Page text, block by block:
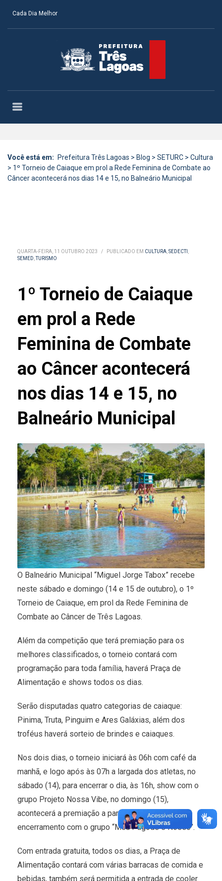
Cada Dia Melhor
Você está em: Prefeitura Três Lagoas > Blog > SETURC > Cultura
> 1º Torneio de Caiaque em prol a Rede Feminina de Combate ao
Câncer acontecerá nos dias 14 e 15, no Balneário Municipal
QUARTA-FEIRA, 11 OUTUBRO 2023 / PUBLICADO EM CULTURA,SEDECTI ,
SEMED,TURISMO
1º Torneio de Caiaque
em prol a Rede
Feminina de Combate
ao Câncer acontecerá
nos dias 14 e 15, no
Balneário Municipal
O Balneário Municipal “Miguel Jorge Tabox” recebe
neste sábado e domingo (14 e 15 de outubro), o 1º
Torneio de Caiaque, em prol da Rede Feminina de
Combate ao Câncer de Três Lagoas.
Além da competição que terá premiação para os
melhores classificados, o torneio contará com
programação para toda família, haverá Praça de
Alimentação e shows todos os dias.
Serão disputadas quatro categorias de caiaque:
Pinima, Truta, Pinguim e Ares Galáxias, além dos
troféus haverá sorteio de brindes e caiaques.
Nos dois dias, o torneio iniciará às 06h com café da
manhã, e logo após às 07h a largada dos atletas, no
sábado (14), para encerrar o dia, às 16h, show com o
grupo Projeto Nossa Vibe, no domingo (15),
acontecerá a premiação a partir das 16h e
encerramento com o grupo “Meu Pagode é Nosso”.
Com entrada gratuita, todos os dias, a Praça de
Alimentação contará com várias barracas de comida e
bebidas, também será permitida a entrada de cooler